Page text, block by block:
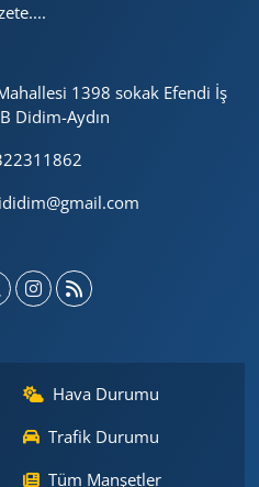
1398 sokak Efendi İş
Didim-Aydın
Hava Durumu
Trafik Durumu
Tüm Manşetler